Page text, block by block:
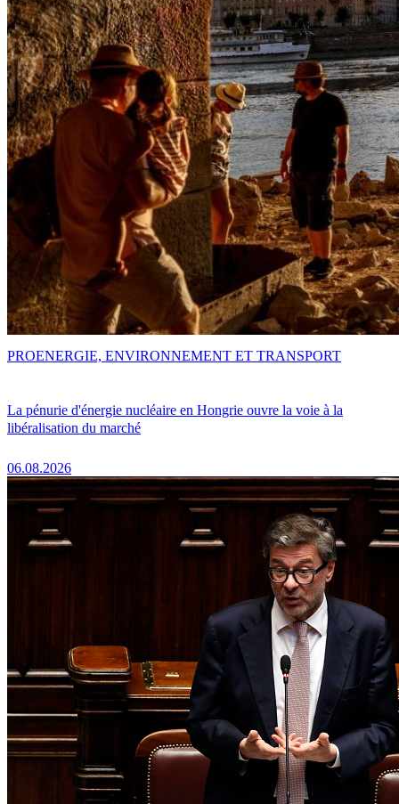
La pénurie d'énergie nucléaire en Hongrie ouvre la voie à la
libéralisation du marché
06.08.2026
PROENERGIE, ENVIRONNEMENT ET TRANSPORT